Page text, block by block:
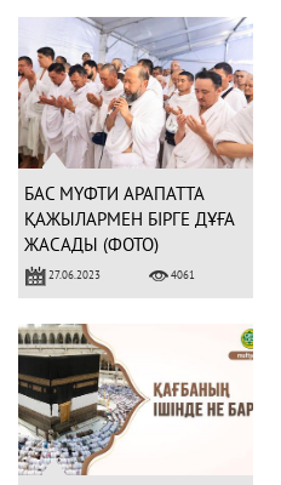
БАС МҮФТИ АРАПАТТА
ҚАЖЫЛАРМЕН БІРГЕ ДҰҒА
ЖАСАДЫ (ФОТО)
27.06.2023 4061